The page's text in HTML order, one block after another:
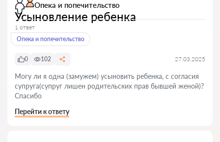
Опека и попечительство
Усыновление ребенка
1 ответ
Опека и попечительство
0 102 27.03.2025
Могу ли я одна (замужем) усыновить ребенка, с согласия
супруга(супруг лишен родительских прав бывшей женой)?
Спасибо
Перейти к ответу